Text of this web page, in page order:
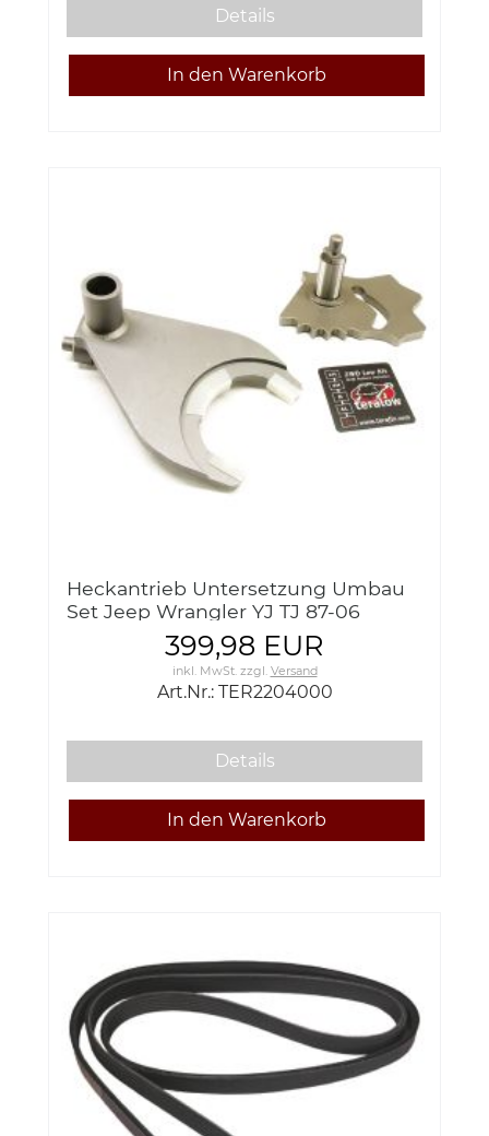
Details
Heckantrieb Untersetzung Umbau
Set Jeep Wrangler YJ TJ 87-06
Teraflex TER2204000
399,98 EUR
inkl. MwSt.zzgl. Versand
Art.Nr.: TER2204000
Details